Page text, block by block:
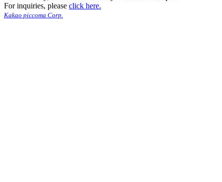
For inquiries, please click here.
Kakao piccoma Corp.